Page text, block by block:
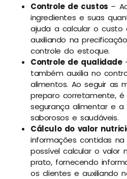
Controle de custos –
ingredientes e suas
ajuda a calcular o custo
auxiliando na
controle do estoque.
Controle de qualidade
também auxilia no
alimentos. Ao seguir as
preparo corretamente,
segurança alimentar e
saborosos e saudáveis.
Cálculo do valor
informações contidas
possível calcular o valor
prato, fornecendo
os clientes e auxiliando